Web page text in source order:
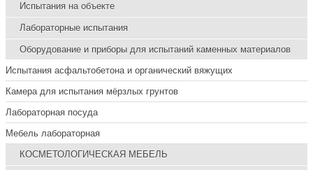
Испытания на объекте
Лабораторные испытания
Оборудование и приборы для испытаний каменных материалов
Испытания асфальтобетона и органический вяжущих
Камера для испытания мёрзлых грунтов
Лабораторная посуда
Мебель лабораторная
КОСМЕТОЛОГИЧЕСКАЯ МЕБЕЛЬ